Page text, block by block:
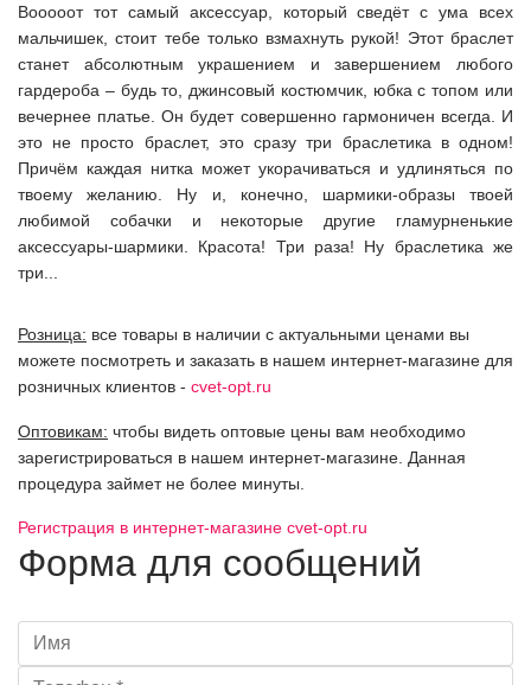
Вооооот тот самый аксессуар, который сведёт с ума всех
мальчишек, стоит тебе только взмахнуть рукой! Этот браслет
станет абсолютным украшением и завершением любого
гардероба – будь то, джинсовый костюмчик, юбка с топом или
вечернее платье. Он будет совершенно гармоничен всегда. И
это не просто браслет, это сразу три браслетика в одном!
Причём каждая нитка может укорачиваться и удлиняться по
твоему желанию. Ну и, конечно, шармики-образы твоей
любимой собачки и некоторые другие гламурненькие
аксессуары-шармики. Красота! Три раза! Ну браслетика же
три...
Розница: все товары в наличии с актуальными ценами вы
можете посмотреть и заказать в нашем интернет-магазине для
розничных клиентов - cvet-opt.ru
Оптовикам: чтобы видеть оптовые цены вам необходимо
зарегистрироваться в нашем интернет-магазине. Данная
процедура займет не более минуты.
Регистрация в интернет-магазине cvet-opt.ru
Форма для сообщений